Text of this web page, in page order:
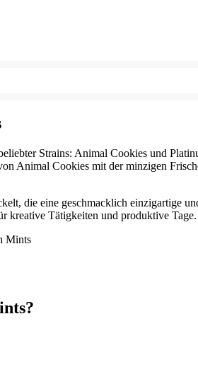
Strains: Animal Cookies und
Animal Cookies mit der minzigen
die eine geschmacklich einzigartige
kreative Tätigkeiten und produktive Tage.
Mints